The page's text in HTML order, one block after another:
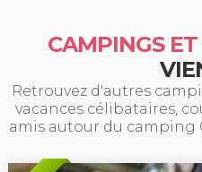
CAMPINGS
Retrouvez d'autres
vacances célibataires,
amis autour du camping